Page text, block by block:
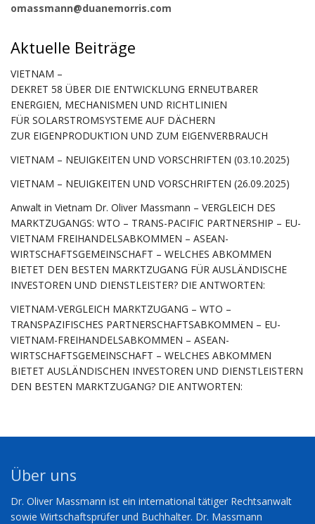
omassmann@duanemorris.com
Aktuelle Beiträge
VIETNAM –
DEKRET 58 ÜBER DIE ENTWICKLUNG ERNEUTBARER
ENERGIEN, MECHANISMEN UND RICHTLINIEN
FÜR SOLARSTROMSYSTEME AUF DÄCHERN
ZUR EIGENPRODUKTION UND ZUM EIGENVERBRAUCH
VIETNAM – NEUIGKEITEN UND VORSCHRIFTEN (03.10.2025)
VIETNAM – NEUIGKEITEN UND VORSCHRIFTEN (26.09.2025)
Anwalt in Vietnam Dr. Oliver Massmann – VERGLEICH DES
MARKTZUGANGS: WTO – TRANS-PACIFIC PARTNERSHIP – EU-
VIETNAM FREIHANDELSABKOMMEN – ASEAN-
WIRTSCHAFTSGEMEINSCHAFT – WELCHES ABKOMMEN
BIETET DEN BESTEN MARKTZUGANG FÜR AUSLÄNDISCHE
INVESTOREN UND DIENSTLEISTER? DIE ANTWORTEN:
VIETNAM-VERGLEICH MARKTZUGANG – WTO –
TRANSPAZIFISCHES PARTNERSCHAFTSABKOMMEN – EU-
VIETNAM-FREIHANDELSABKOMMEN – ASEAN-
WIRTSCHAFTSGEMEINSCHAFT – WELCHES ABKOMMEN
BIETET AUSLÄNDISCHEN INVESTOREN UND DIENSTLEISTERN
DEN BESTEN MARKTZUGANG? DIE ANTWORTEN:
Über uns
Dr. Oliver Massmann ist ein international tätiger Rechtsanwalt
sowie Wirtschaftsprüfer und Buchhalter. Dr. Massmann